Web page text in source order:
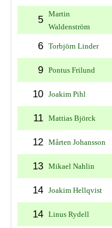
5
Martin
Waldenström
6 Torbjörn Linder
9 Pontus Frilund
10 Joakim Pihl
11 Mattias Björck
12 Mårten Johansson
13 Mikael Nahlin
14 Joakim Hellqvist
14 Linus Rydell